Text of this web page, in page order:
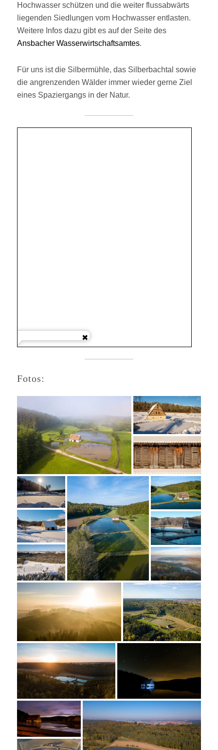
Hochwasser schützen und die weiter flussabwärts
liegenden Siedlungen vom Hochwasser entlasten.
Weitere Infos dazu gibt es auf der Seite des
Ansbacher Wasserwirtschaftsamtes.
Für uns ist die Silbermühle, das Silberbachtal sowie
die angrenzenden Wälder immer wieder gerne Ziel
eines Spaziergangs in der Natur.
Fotos: